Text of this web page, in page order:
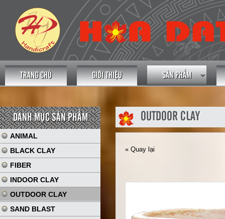
TRANG CHỦ GIỚI THIỆU SẢN PHẨM
DANH MỤC SẢN PHẨM
ANIMAL
BLACK CLAY
FIBER
INDOOR CLAY
OUTDOOR CLAY
SAND BLAST
OUTDOOR CLAY
« Quay lại